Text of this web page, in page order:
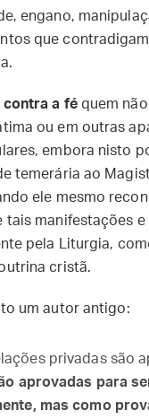
engano,
que
contra a féquem não
ou em outras
embora nisto
temerária ao
ele mesmo
tais manifestações e
pela Liturgia,
cristã.
um autor antigo:
privadas são
aprovadas para
mas como